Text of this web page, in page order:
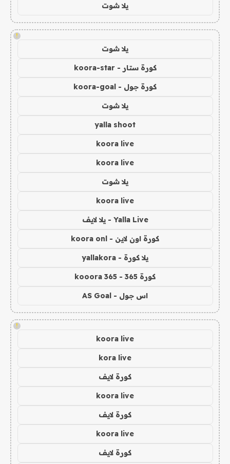
يلا شوت
!
يلا شوت
كورة ستار - koora-star
كورة جول - koora-goal
يلا شوت
yalla shoot
koora live
koora live
يلا شوت
koora live
Yalla Live - يلا لايف
كورة اون لاين - koora onl
يلا كورة - yallakora
كورة 365 - kooora 365
اس جول - AS Goal
!
koora live
kora live
كورة لايف
koora live
كورة لايف
koora live
كورة لايف